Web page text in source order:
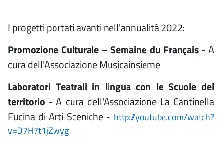
I progetti portati avanti nell'annualità 2022:
Promozione Culturale – Semaine du Français - A
cura dell'Associazione Musicainsieme
Laboratori Teatrali in lingua con le Scuole del
territorio -A cura dell'Associazione La Cantinella
Fucina di Arti Sceniche - http://youtube.com/watch?
v=D7H7t1jZwyg